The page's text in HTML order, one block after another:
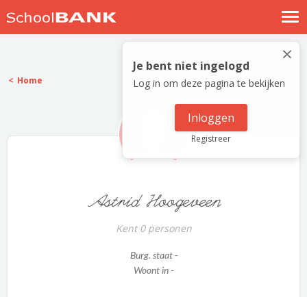
Nostalgische verhalen
Log in
Meld je gratis aan
×
Je bent niet ingelogd
Log in om deze pagina te bekijken
Inloggen
Registreer
Home
Astrid Hoogeveen
Kent 0 personen
Burg. staat -
Woont in -